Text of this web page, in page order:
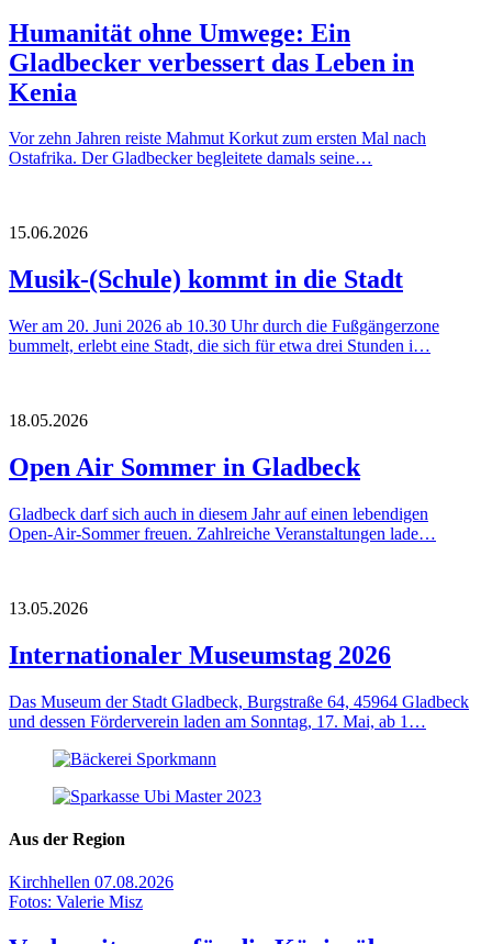
Humanität ohne Umwege: Ein
Gladbecker verbessert das Leben in
Kenia
Vor zehn Jahren reiste Mahmut Korkut zum ersten Mal nach
Ostafrika. Der Gladbecker begleitete damals seine…
15.06.2026
Musik-(Schule) kommt in die Stadt
Wer am 20. Juni 2026 ab 10.30 Uhr durch die Fußgängerzone
bummelt, erlebt eine Stadt, die sich für etwa drei Stunden i…
18.05.2026
Open Air Sommer in Gladbeck
Gladbeck darf sich auch in diesem Jahr auf einen lebendigen
Open‑Air‑Sommer freuen. Zahlreiche Veranstaltungen lade…
13.05.2026
Internationaler Museumstag 2026
Das Museum der Stadt Gladbeck, Burgstraße 64, 45964 Gladbeck
und dessen Förderverein laden am Sonntag, 17. Mai, ab 1…
Aus der Region
Kirchhellen 07.08.2026
Fotos: Valerie Misz